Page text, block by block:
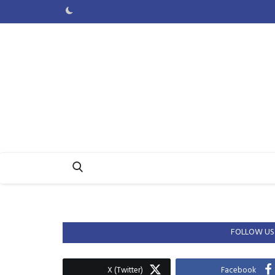
FOLLOW US
Facebook
X (Twitter)